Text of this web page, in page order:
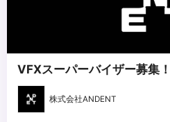
VFXスーパーバイザー募集
株式会社ANDENT